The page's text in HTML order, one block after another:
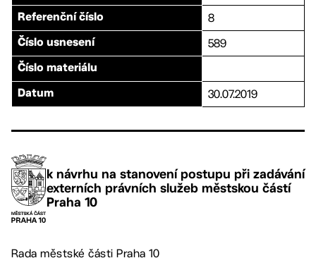
Referenční číslo 8
Číslo usnesení 589
Číslo materiálu
Datum 30.07.2019
k návrhu na stanovení postupu při zadávání
externích právních služeb městskou částí
Praha 10
Rada městské části Praha 10